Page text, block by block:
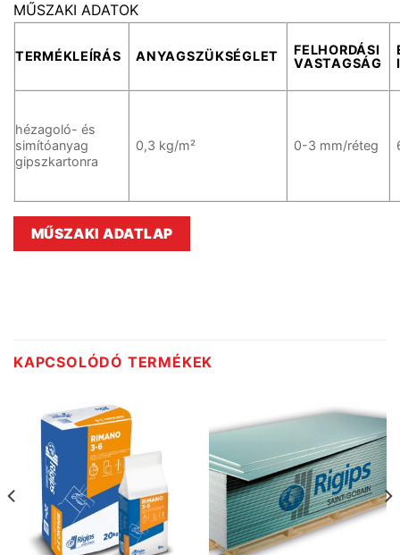
MŰSZAKI ADATOK
TERMÉKLEÍRÁS ANYAGSZÜKSÉGLET
FELHORDÁSI
VASTAGSÁG
hézagoló- és
simítóanyag
gipszkartonra
0,3 kg/m² 0-3 mm/réteg
MŰSZAKI ADATLAP
KAPCSOLÓDÓ TERMÉKEK